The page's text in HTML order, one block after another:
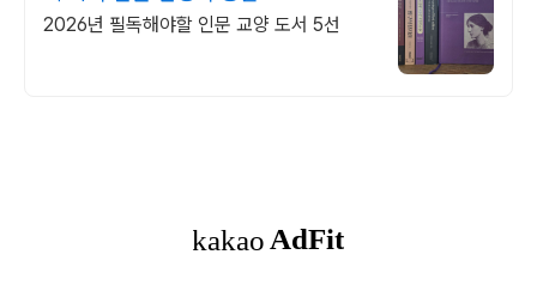
2026년 필독해야할 인문 교양 도서 5선